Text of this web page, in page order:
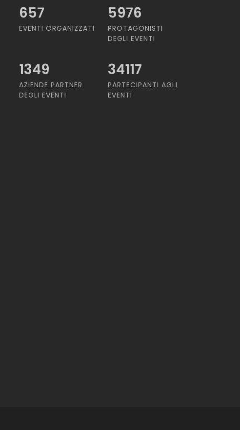
657
EVENTI ORGANIZZATI
5976
PROTAGONISTI
DEGLI EVENTI
1349
AZIENDE PARTNER
DEGLI EVENTI
34117
PARTECIPANTI AGLI
EVENTI